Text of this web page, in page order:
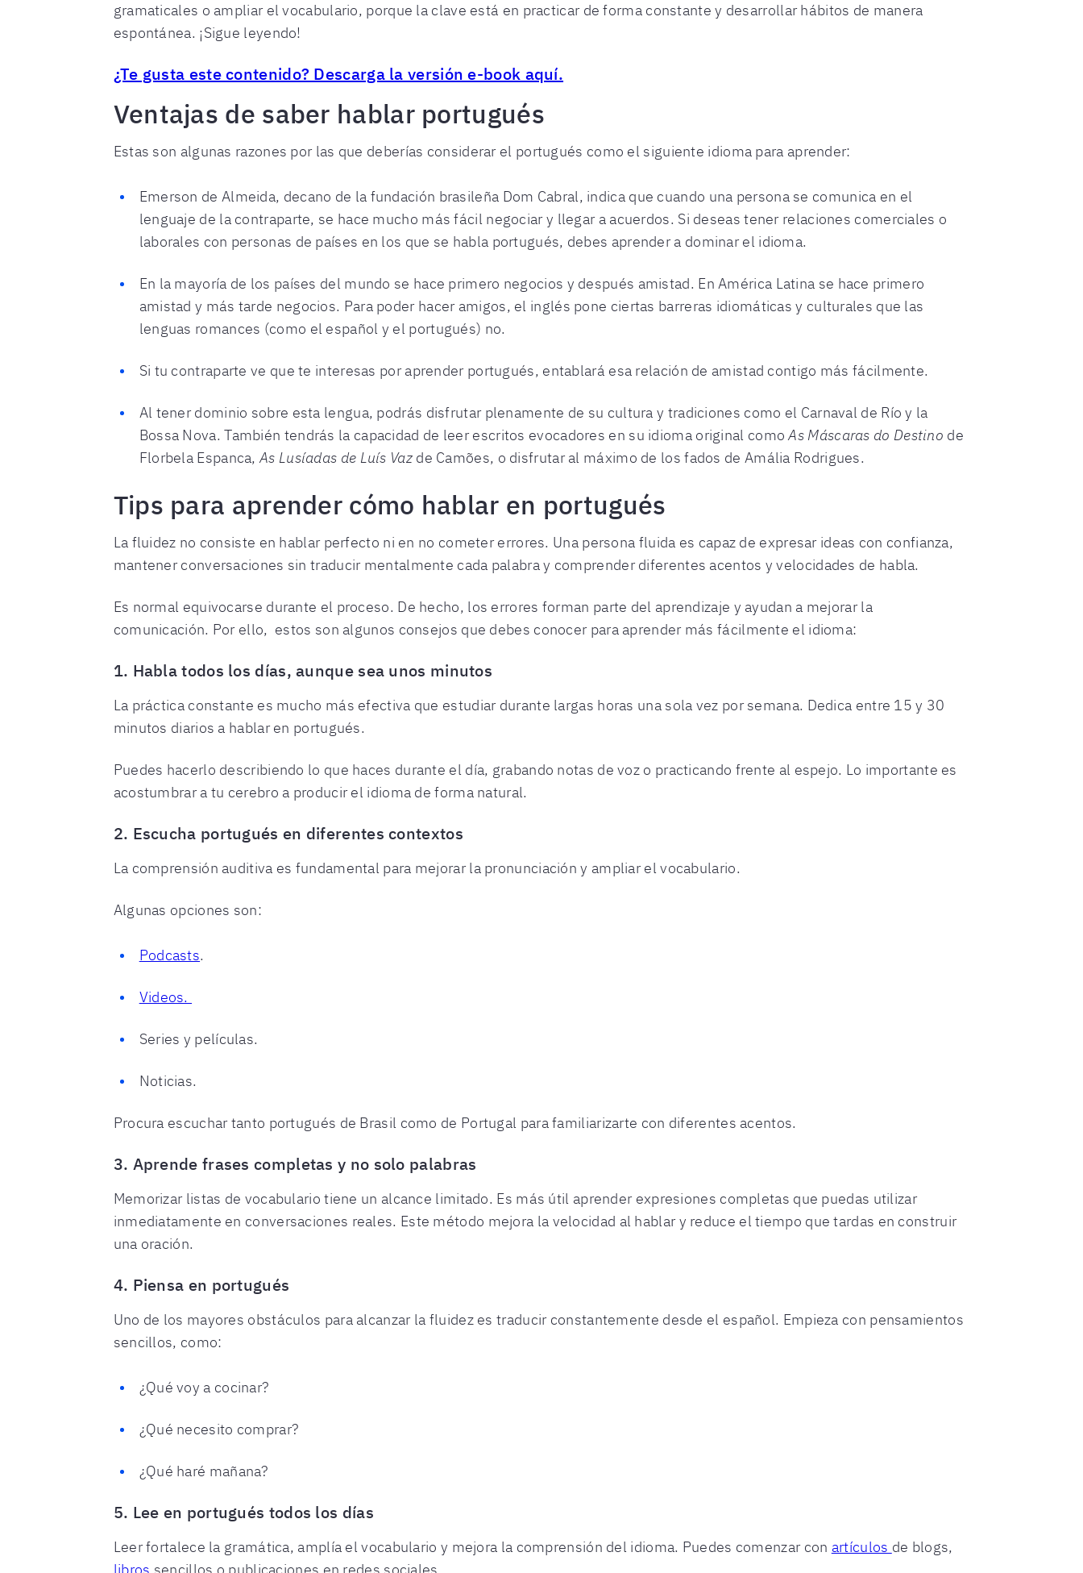
gramaticales o ampliar el vocabulario, porque la clave está en practicar de forma constante y desarrollar hábitos de manera
espontánea. ¡Sigue leyendo!
¿Te gusta este contenido? Descarga la versión e-book aquí.
Ventajas de saber hablar portugués
Estas son algunas razones por las que deberías considerar el portugués como el siguiente idioma para aprender:
Emerson de Almeida, decano de la fundación brasileña Dom Cabral, indica que cuando una persona se comunica en el
lenguaje de la contraparte, se hace mucho más fácil negociar y llegar a acuerdos. Si deseas tener relaciones comerciales o
laborales con personas de países en los que se habla portugués, debes aprender a dominar el idioma.
En la mayoría de los países del mundo se hace primero negocios y después amistad. En América Latina se hace primero
amistad y más tarde negocios. Para poder hacer amigos, el inglés pone ciertas barreras idiomáticas y culturales que las
lenguas romances (como el español y el portugués) no.
Si tu contraparte ve que te interesas por aprender portugués, entablará esa relación de amistad contigo más fácilmente.
Al tener dominio sobre esta lengua, podrás disfrutar plenamente de su cultura y tradiciones como el Carnaval de Río y la
Bossa Nova. También tendrás la capacidad de leer escritos evocadores en su idioma original comoAs Máscaras do Destino de
Florbela Espanca,As Lusíadas de Luís Vazde Camões, o disfrutar al máximo de los fados de Amália Rodrigues.
Tips para aprender cómo hablar en portugués
La fluidez no consiste en hablar perfecto ni en no cometer errores. Una persona fluida es capaz de expresar ideas con confianza,
mantener conversaciones sin traducir mentalmente cada palabra y comprender diferentes acentos y velocidades de habla.
Es normal equivocarse durante el proceso. De hecho, los errores forman parte del aprendizaje y ayudan a mejorar la
comunicación. Por ello, estos son algunos consejos que debes conocer para aprender más fácilmente el idioma:
1. Habla todos los días, aunque sea unos minutos
La práctica constante es mucho más efectiva que estudiar durante largas horas una sola vez por semana. Dedica entre 15 y 30
minutos diarios a hablar en portugués.
Puedes hacerlo describiendo lo que haces durante el día, grabando notas de voz o practicando frente al espejo. Lo importante es
acostumbrar a tu cerebro a producir el idioma de forma natural.
2. Escucha portugués en diferentes contextos
La comprensión auditiva es fundamental para mejorar la pronunciación y ampliar el vocabulario.
Algunas opciones son:
Podcasts.
Videos.
Series y películas.
Noticias.
Procura escuchar tanto portugués de Brasil como de Portugal para familiarizarte con diferentes acentos.
3. Aprende frases completas y no solo palabras
Memorizar listas de vocabulario tiene un alcance limitado. Es más útil aprender expresiones completas que puedas utilizar
inmediatamente en conversaciones reales. Este método mejora la velocidad al hablar y reduce el tiempo que tardas en construir
una oración.
4. Piensa en portugués
Uno de los mayores obstáculos para alcanzar la fluidez es traducir constantemente desde el español. Empieza con pensamientos
sencillos, como:
¿Qué voy a cocinar?
¿Qué necesito comprar?
¿Qué haré mañana?
5. Lee en portugués todos los días
Leer fortalece la gramática, amplía el vocabulario y mejora la comprensión del idioma. Puedes comenzar con artículos de blogs,